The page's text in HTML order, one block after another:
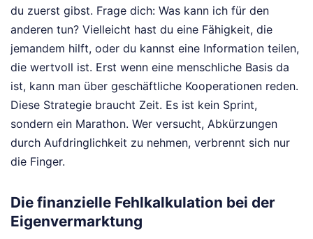
du zuerst gibst. Frage dich: Was kann ich für den
anderen tun? Vielleicht hast du eine Fähigkeit, die
jemandem hilft, oder du kannst eine Information teilen,
die wertvoll ist. Erst wenn eine menschliche Basis da
ist, kann man über geschäftliche Kooperationen reden.
Diese Strategie braucht Zeit. Es ist kein Sprint,
sondern ein Marathon. Wer versucht, Abkürzungen
durch Aufdringlichkeit zu nehmen, verbrennt sich nur
die Finger.
Die finanzielle Fehlkalkulation bei der
Eigenvermarktung